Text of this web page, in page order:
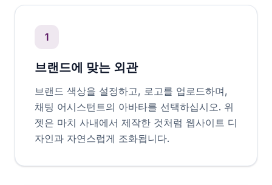
1
브랜드에 맞는 외관
브랜드 색상을 설정하고, 로고를 업로드하며,
채팅 어시스턴트의 아바타를 선택하십시오. 위
젯은 마치 사내에서 제작한 것처럼 웹사이트 디
자인과 자연스럽게 조화됩니다.